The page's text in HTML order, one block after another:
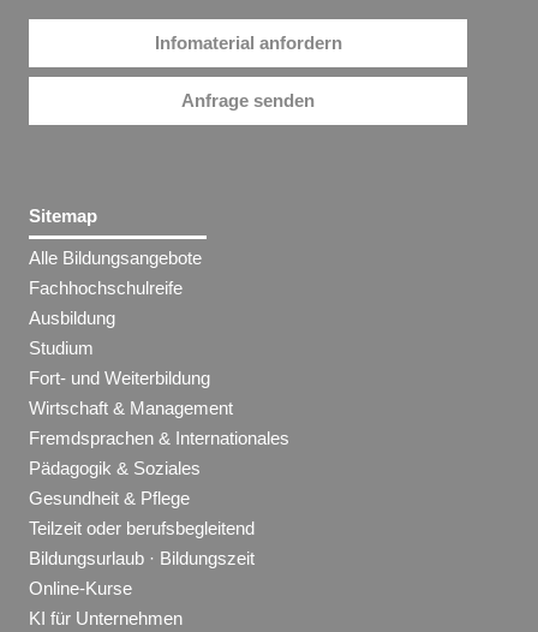
Infomaterial anfordern
Anfrage senden
Sitemap
Alle Bildungsangebote
Fachhochschulreife
Ausbildung
Studium
Fort- und Weiterbildung
Wirtschaft & Management
Fremdsprachen & Internationales
Pädagogik & Soziales
Gesundheit & Pflege
Teilzeit oder berufsbegleitend
Bildungsurlaub · Bildungszeit
Online-Kurse
KI für Unternehmen